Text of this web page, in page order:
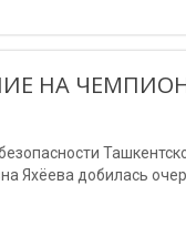
НА
Яхёева добилась